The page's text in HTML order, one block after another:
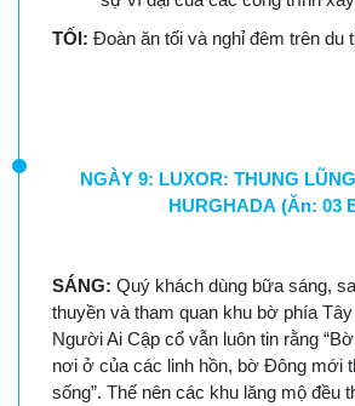
TỐI: Đoàn ăn tối và nghỉ đêm trên du
NGÀY 9: LUXOR: THUNG
HURGHADA (Ăn: 03
SÁNG: Quý khách dùng bữa sáng,
thuyền và tham quan khu bờ phía
Người Ai Cập cổ vẫn luôn tin rằng
nơi ở của các linh hồn, bờ Đông mới
sống”. Thế nên các khu lăng mộ đều